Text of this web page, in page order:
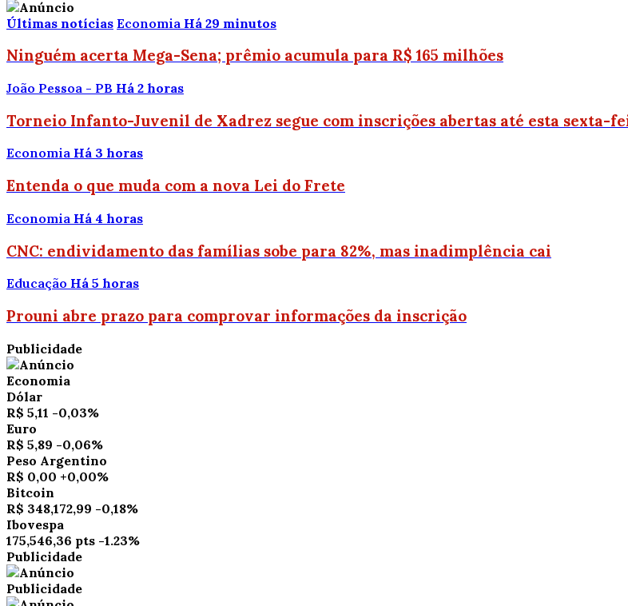
Últimas notícias Economia Há 29 minutos
Ninguém acerta Mega-Sena; prêmio acumula para R$ 165 milhões
João Pessoa - PB Há 2 horas
Torneio Infanto-Juvenil de Xadrez segue com inscrições abertas até esta sexta-
Economia Há 3 horas
Entenda o que muda com a nova Lei do Frete
Economia Há 4 horas
CNC: endividamento das famílias sobe para 82%, mas inadimplência cai
Educação Há 5 horas
Prouni abre prazo para comprovar informações da inscrição
Publicidade
Economia
Dólar
R$ 5,11 -0,03%
Euro
R$ 5,89 -0,06%
Peso Argentino
R$ 0,00 +0,00%
Bitcoin
R$ 348,172,99 -0,18%
Ibovespa
175,546,36 pts -1.23%
Publicidade
Publicidade